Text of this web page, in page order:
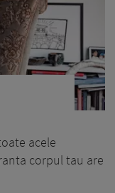
acele
corpul tau are